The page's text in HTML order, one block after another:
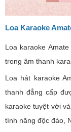
Loa Karaoke
Loa karaoke
trong âm thanh
Loa hát karaoke
thanh đẳng cấp
karaoke tuyệt vời
tính năng độc đáo,